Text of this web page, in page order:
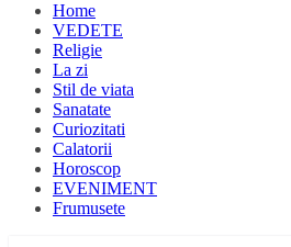
Home
VEDETE
Religie
La zi
Stil de viata
Sanatate
Curiozitati
Calatorii
Horoscop
EVENIMENT
Frumusete